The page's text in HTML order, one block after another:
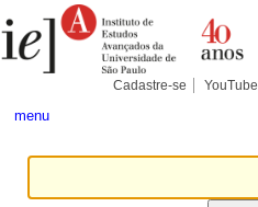
para
conteúdo.
Pessoais
Cadastre-se YouTube
menu